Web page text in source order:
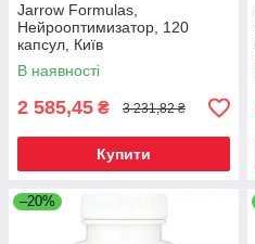
Jarrow Formulas,
Нейрооптимизатор, 120
капсул, Київ
В наявності
2 585,45 ₴ 3 231,82 ₴
Купити
–20%